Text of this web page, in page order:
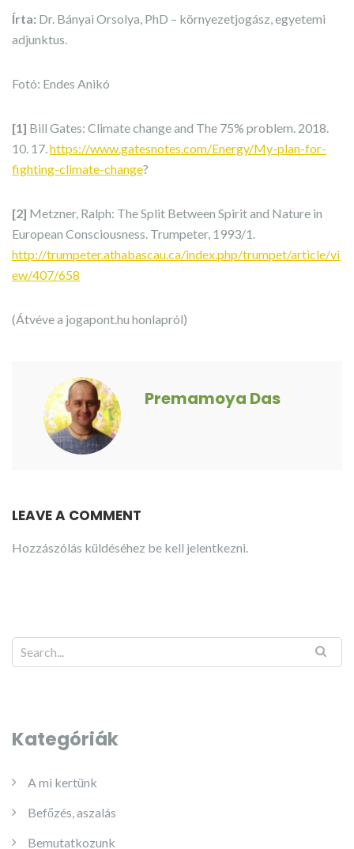
Írta: Dr. Bányai Orsolya, PhD – környezetjogász, egyetemi
adjunktus.
Fotó: Endes Anikó
[1] Bill Gates: Climate change and The 75% problem. 2018.
10. 17.https://www.gatesnotes.com/Energy/My-plan-for-
fighting-climate-change?
[2] Metzner, Ralph: The Split Between Spirit and Nature in
European Consciousness. Trumpeter, 1993/1.
http://trumpeter.athabascau.ca/index.php/trumpet/article/vi
ew/407/658
(Átvéve a jogapont.hu honlapról)
Premamoya Das
LEAVE A COMMENT
Hozzászólás küldéséhez be kell jelentkezni.
Kategóriák
A mi kertünk
Befőzés, aszalás
Bemutatkozunk